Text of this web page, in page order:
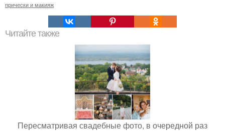
прически и макияж
Читайте также
Пересматривая свадебные фото, в очередной раз